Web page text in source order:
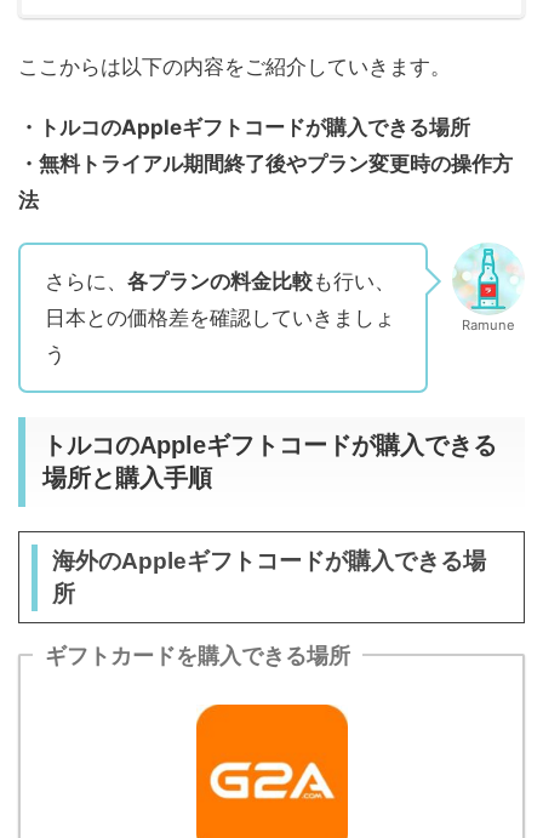
ここからは以下の内容をご紹介していきます。
・トルコのAppleギフトコードが購入できる場所
・無料トライアル期間終了後やプラン変更時の操作方
法
さらに、 各プランの料金比較も行い、
日本との価格差を確認していきましょ
う
Ramune
トルコのAppleギフトコードが購入できる
場所と購入手順
海外のAppleギフトコードが購入できる場
所
ギフトカードを購入できる場所